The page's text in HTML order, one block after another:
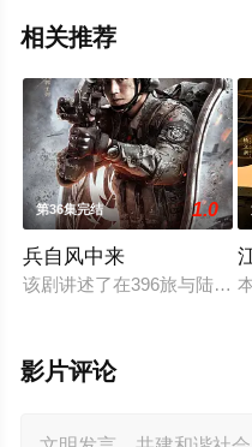
相关推荐
第36集完结 1.0
兵自风中来
该剧讲述了在396旅与陆军
影片评论